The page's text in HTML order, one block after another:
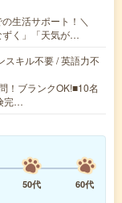
生活サポート！＼
ずく」「天気が…
スキル不要 / 英語力不
！ブランクOK!■10名
完…
50代
60代